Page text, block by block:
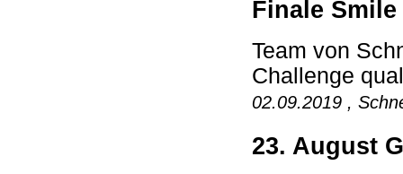
Finale
Team von
Challenge
02.09.2019 ,
23. August